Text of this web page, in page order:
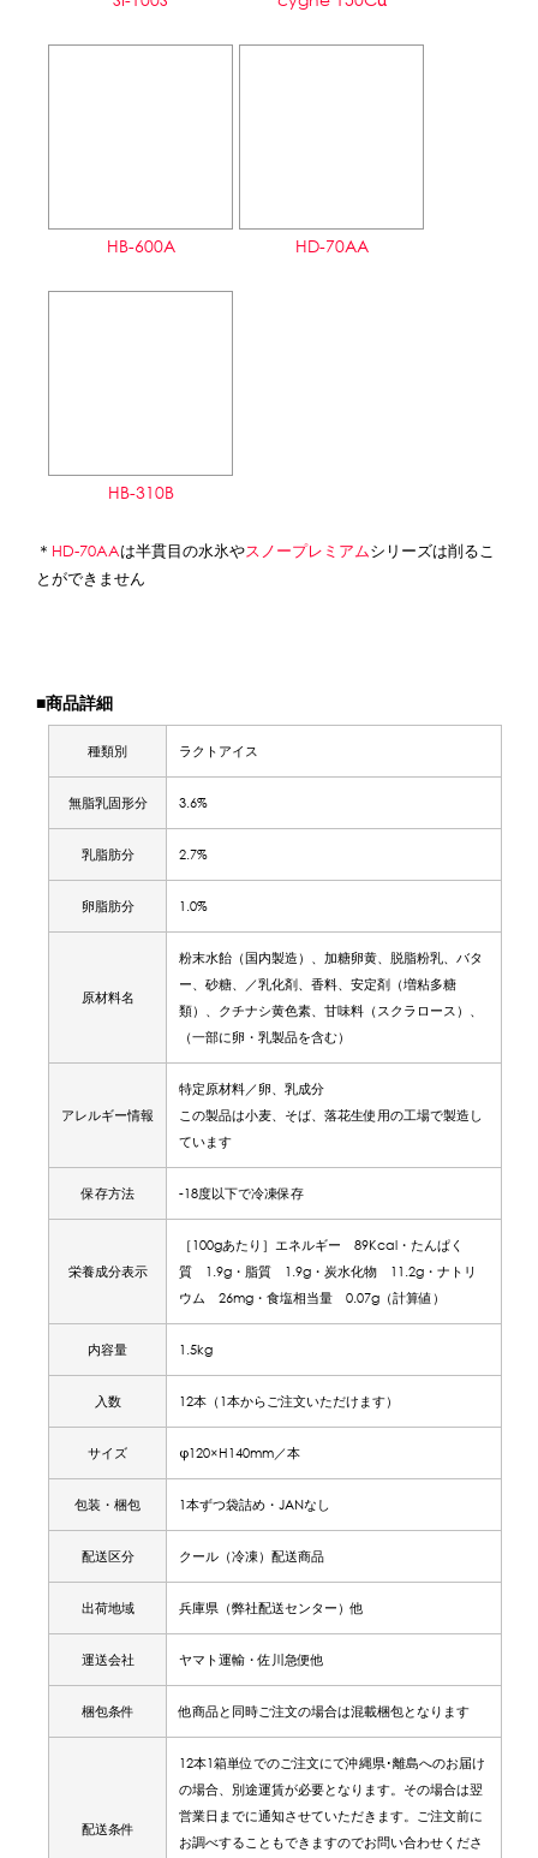
HB-600A HD-70AA
HB-310B
＊ HD-70AAは半貫目の水氷やスノープレミアムシリーズは削るこ
とができません
■商品詳細
種類別 ラクトアイス
無脂乳固形分 3.6%
乳脂肪分 2.7%
卵脂肪分 1.0%
原材料名
粉末水飴（国内製造）、加糖卵黄、脱脂粉乳、バタ
ー、砂糖、／乳化剤、香料、安定剤（増粘多糖
類）、クチナシ黄色素、甘味料（スクラロース）、
（一部に卵・乳製品を含む）
アレルギー情報
特定原材料／卵、乳成分
この製品は小麦、そば、落花生使用の工場で製造し
ています
保存方法 -18度以下で冷凍保存
栄養成分表示
［100gあたり］エネルギー 89Kcal・たんぱく
質 1.9g・脂質 1.9g・炭水化物 11.2g・ナトリ
ウム 26mg・食塩相当量 0.07g（計算値）
内容量 1.5kg
入数 12本（1本からご注文いただけます）
サイズ φ120×H140mm／本
包装・梱包 1本ずつ袋詰め・JANなし
配送区分 クール（冷凍）配送商品
出荷地域 兵庫県（弊社配送センター）他
運送会社 ヤマト運輸・佐川急便他
梱包条件 他商品と同時ご注文の場合は混載梱包となります
配送条件
12本1箱単位でのご注文にて沖縄県･離島へのお届け
の場合、別途運賃が必要となります。その場合は翌
営業日までに通知させていただきます。ご注文前に
お調べすることもできますのでお問い合わせくださ